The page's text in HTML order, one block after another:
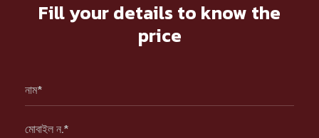
Fill your details to know the
price
নাম*
মোবাইল ন.*